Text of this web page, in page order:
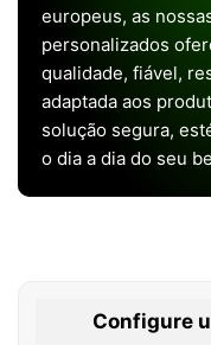
europeus, as
personalizados
qualidade, fiável,
adaptada aos
solução segura,
o dia a dia do seu
Configure